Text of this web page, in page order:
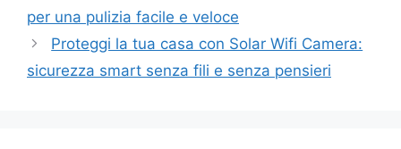
per una pulizia facile e veloce
Proteggi la tua casa con Solar Wifi Camera:
sicurezza smart senza fili e senza pensieri